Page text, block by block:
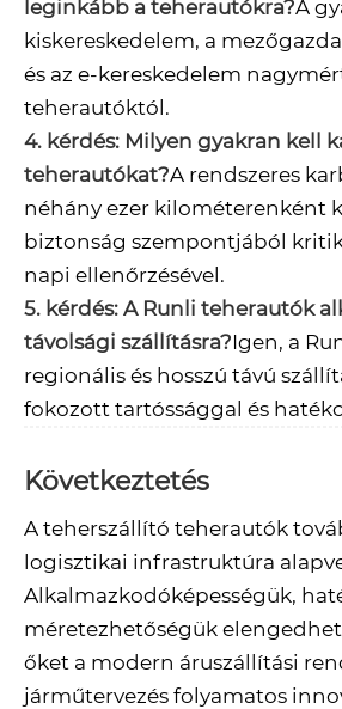
leginkább a teherautókra?A
kiskereskedelem, a
és az e-kereskedelem
teherautóktól.
4. kérdés: Milyen gyakran kell
teherautókat?A rendszeres
néhány ezer kilométerenként
biztonság szempontjából
napi ellenőrzésével.
5. kérdés: A Runli teherautók
távolsági szállításra?Igen, a
regionális és hosszú távú
fokozott tartóssággal és
Következtetés
A teherszállító teherautók
logisztikai infrastruktúra
Alkalmazkodóképességük,
méretezhetőségük
őket a modern áruszállítási
járműtervezés folyamatos